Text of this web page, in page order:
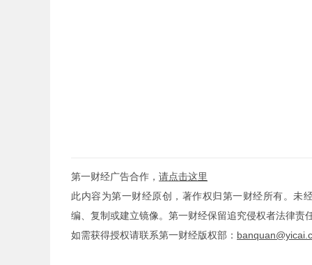
第一财经广告合作， 请点击这里
此内容为第一财经原创，著作权归第一财经所有。未
编、复制或建立镜像。第一财经保留追究侵权者法律责
如需获得授权请联系第一财经版权部：